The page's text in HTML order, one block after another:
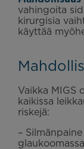
vahingoita
kirurgisia
käyttää
Vaikka MIGS
kaikissa
riskejä:
–